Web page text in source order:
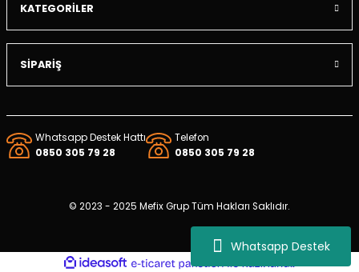
Whatsapp Destek
Hortumu
KATEGORİLER
SİPARİŞ
Whatsapp Destek Hattı
0850 305 79 28
Telefon
0850 305 79 28
© 2023 - 2025 Mefix Grup Tüm Hakları Saklıdır.
ideasoft